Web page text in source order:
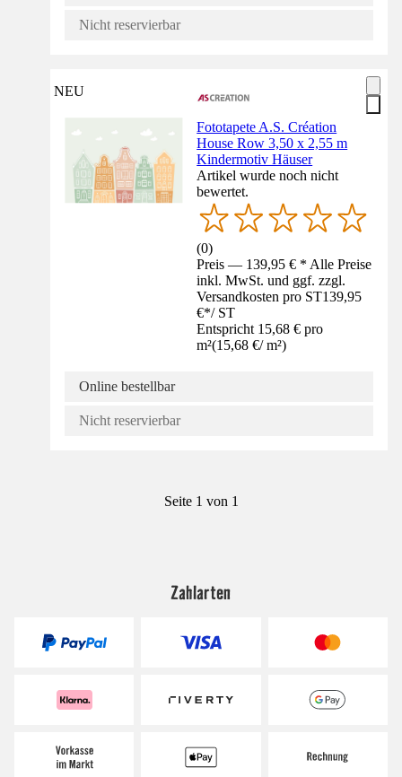
Nicht reservierbar
NEU
Fototapete A.S. Création
House Row 3,50 x 2,55 m
Kindermotiv Häuser
Artikel wurde noch nicht
bewertet.
(0)
Preis — 139,95 € * Alle Preise
inkl. MwSt. und ggf. zzgl.
Versandkosten pro ST139,95
€*/ ST
Entspricht 15,68 € pro
m²(15,68 €/ m²)
Online bestellbar
Nicht reservierbar
Seite 1 von 1
Zahlarten